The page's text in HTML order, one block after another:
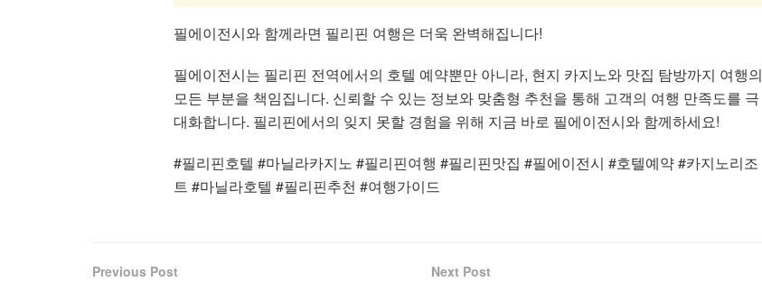
필에이전시와 함께라면 필리핀 여행은 더욱 완벽해집니다!
필에이전시는 필리핀 전역에서의 호텔 예약뿐만 아니라, 현지 카지노와 맛집 탐방까지 여행의
모든 부분을 책임집니다. 신뢰할 수 있는 정보와 맞춤형 추천을 통해 고객의 여행 만족도를 극
대화합니다. 필리핀에서의 잊지 못할 경험을 위해 지금 바로 필에이전시와 함께하세요!
#필리핀호텔 #마닐라카지노 #필리핀여행 #필리핀맛집 #필에이전시 #호텔예약 #카지노리조
트 #마닐라호텔 #필리핀추천 #여행가이드
Previous Post Next Post